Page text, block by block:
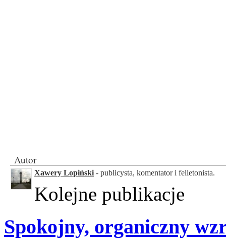
Autor
Xawery Lopiński - publicysta, komentator i felietonista.
Kolejne publikacje
Spokojny, organiczny